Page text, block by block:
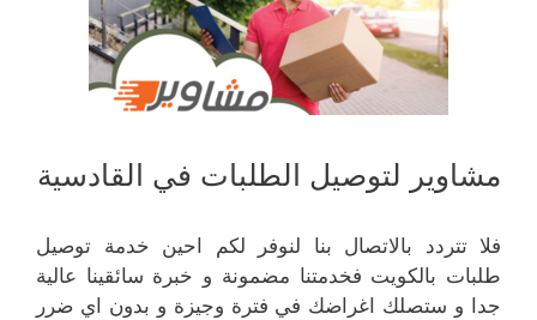
مشاوير لتوصيل الطلبات في القادسية
فلا تتردد بالاتصال بنا لنوفر لكم احين خدمة توصيل
طلبات بالكويت فخدمتنا مضمونة و خبرة سائقينا عالية
جدا و ستصلك اغراضك في فترة وجيزة و بدون اي ضرر